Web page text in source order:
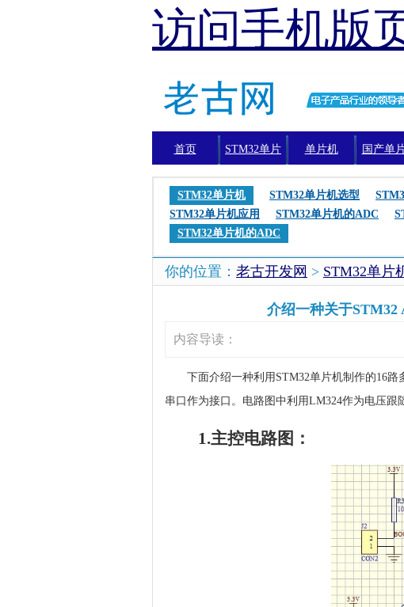
访问手机版
首页 STM32单片
机
单片机 国产单
STM32单片机 STM32单片机选型
STM32单片机应用
STM32单片机的ADC
STM32单片机的ADC
你的位置： 老古开发网 > STM32单片
介绍一种关于STM32
内容导读：
下面介绍一种利用STM32单片机制作的16
串口作为接口。电路图中利用LM324作为电压
1.主控电路图：